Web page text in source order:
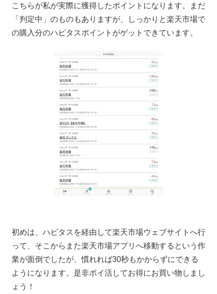
こちらが私が実際に獲得したポイントになります。まだ
「判定中」のものもありますが、しっかりと楽天市場で
の購入分のハピタスポイントがゲットできています。
初めは、ハピタスを経由して楽天市場ウェブサイトへ行
って、そこからまた楽天市場アプリへ移動するという作
業が面倒でしたが、慣れれば30秒もかからずにできる
ようになります。是非ポイ活してお得にお買い物しまし
ょう！